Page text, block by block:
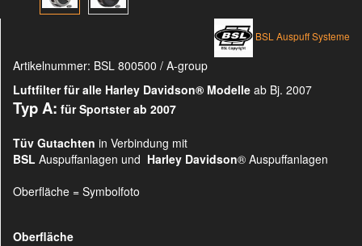
BSL Auspuff Systeme
Artikelnummer: BSL 800500 / A-group
Luftfilter für alle Harley Davidson® Modelle ab Bj. 2007
Typ A: für Sportster ab 2007
Tüv Gutachten in Verbindung mit
BSL Auspuffanlagen und Harley Davidson® Auspuffanlagen
Oberfläche = Symbolfoto
Oberfläche